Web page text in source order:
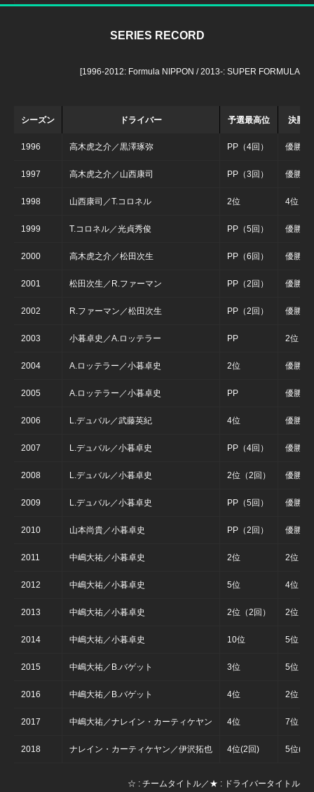
SERIES RECORD
[1996-2012: Formula NIPPON / 2013-: SUPER FORMULA
シーズン ドライバー 予選最高位 決勝
1996 高木虎之介／黒澤琢弥 PP（4回） 優勝（
1997 高木虎之介／山西康司 PP（3回） 優勝
1998 山西康司／T.コロネル 2位 4位
1999 T.コロネル／光貞秀俊 PP（5回） 優勝（
2000 高木虎之介／松田次生 PP（6回） 優勝（
2001 松田次生／R.ファーマン PP（2回） 優勝（
2002 R.ファーマン／松田次生 PP（2回） 優勝（
2003 小暮卓史／A.ロッテラー PP 2位（3
2004 A.ロッテラー／小暮卓史 2位 優勝（
2005 A.ロッテラー／小暮卓史 PP 優勝（
2006 L.デュバル／武藤英紀 4位 優勝（
2007 L.デュバル／小暮卓史 PP（4回） 優勝（
2008 L.デュバル／小暮卓史 2位（2回） 優勝（
2009 L.デュバル／小暮卓史 PP（5回） 優勝（
2010 山本尚貴／小暮卓史 PP（2回） 優勝（
2011 中嶋大祐／小暮卓史 2位 2位
2012 中嶋大祐／小暮卓史 5位 4位
2013 中嶋大祐／小暮卓史 2位（2回） 2位（2
2014 中嶋大祐／小暮卓史 10位 5位
2015 中嶋大祐／B.バゲット 3位 5位
2016 中嶋大祐／B.バゲット 4位 2位
2017 中嶋大祐／ナレイン・カーティケヤン 4位 7位
2018 ナレイン・カーティケヤン／伊沢拓也 4位(2回) 5位(2
☆ : チームタイトル／★ : ドライバータイトル